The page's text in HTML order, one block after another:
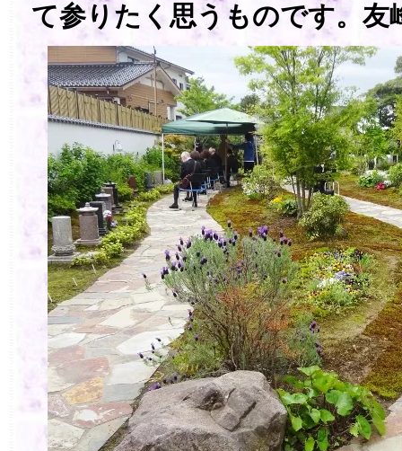
て参りたく思うものです。友